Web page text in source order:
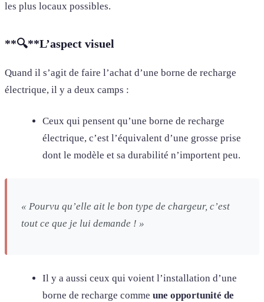
les plus locaux possibles.
**🔍**L’aspect visuel
Quand il s’agit de faire l’achat d’une borne de recharge
électrique, il y a deux camps :
Ceux qui pensent qu’une borne de recharge
électrique, c’est l’équivalent d’une grosse prise
dont le modèle et sa durabilité n’importent peu.
« Pourvu qu’elle ait le bon type de chargeur, c’est
tout ce que je lui demande ! »
Il y a aussi ceux qui voient l’installation d’une
borne de recharge comme une opportunité de